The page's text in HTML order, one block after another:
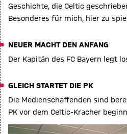
Geschichte, die Celtic
Besonderes für mich, hier zu
NEUER MACHT DEN ANFANG
Der Kapitän des FC Bayern legt
GLEICH STARTET DIE PK
Die Medienschaffenden sind
PK vor dem Celtic-Kracher